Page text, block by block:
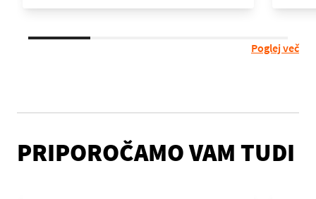
Poglej več
PRIPOROČAMO VAM TUDI